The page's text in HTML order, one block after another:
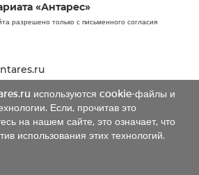
используются cookie-файлы и
Если, прочитав это
на нашем сайте, это означает, что
использования этих технологий.
«Антарес»
разрешено только с письменного согласия